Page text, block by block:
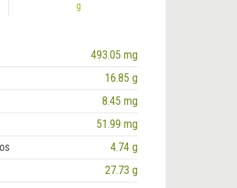
g
493.05 mg
16.85 g
8.45 mg
51.99 mg
4.74 g
27.73 g